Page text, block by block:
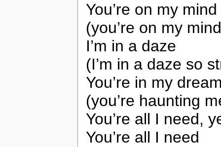
You’re on my mind
(you’re on my
I’m in a daze
(I’m in a daze so
You’re in my
(you’re haunting
You’re all I need,
You’re all I need